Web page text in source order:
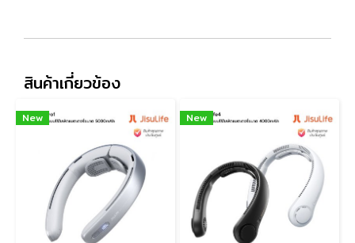
สินค้าเกี่ยวข้อง
New New